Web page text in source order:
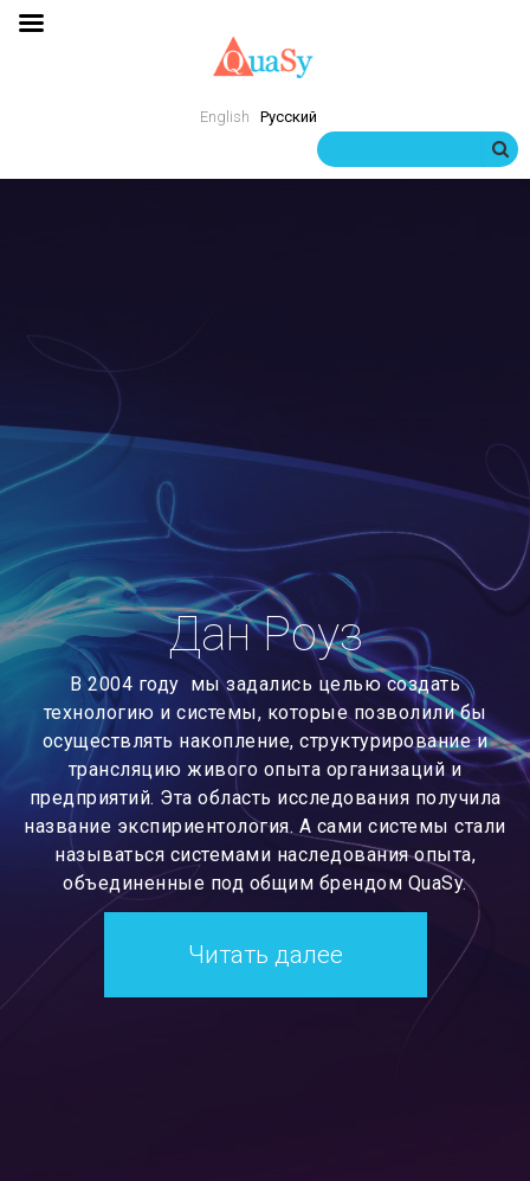
English Русский
Дан Роуз
В 2004 году мы задались целью создать
технологию и системы, которые позволили бы
осуществлять накопление, структурирование и
трансляцию живого опыта организаций и
предприятий. Эта область исследования получила
название экспириентология. А сами системы стали
называться системами наследования опыта,
объединенные под общим брендом QuaSy.
Читать далее